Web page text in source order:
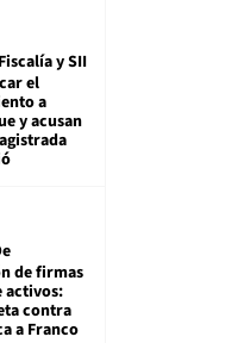
Fiscalía y SII
el
a
y acusan
de firmas
activos:
contra
a Franco